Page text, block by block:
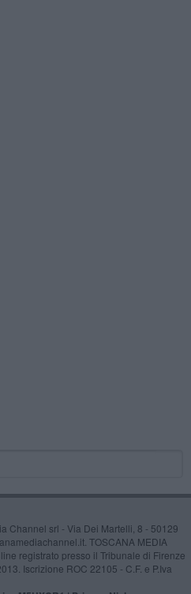
Channel srl - Via Dei Martelli, 8 - 50129
TOSCANA MEDIA
registrato presso il Tribunale di Firenze
Iscrizione ROC 22105 - C.F. e P.Iva